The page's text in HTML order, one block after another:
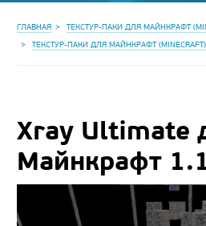
ГЛАВНАЯ
ТЕКСТУР-ПАКИ ДЛЯ МАЙНКРАФТ
ТЕКСТУР-ПАКИ ДЛЯ МАЙНКРАФТ
Xray Ultimate
Майнкрафт